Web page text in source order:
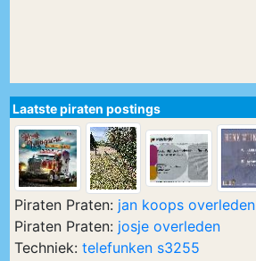
Laatste piraten postings
Piraten Praten: jan koops overleden
Piraten Praten: josje overleden
Techniek: telefunken s3255